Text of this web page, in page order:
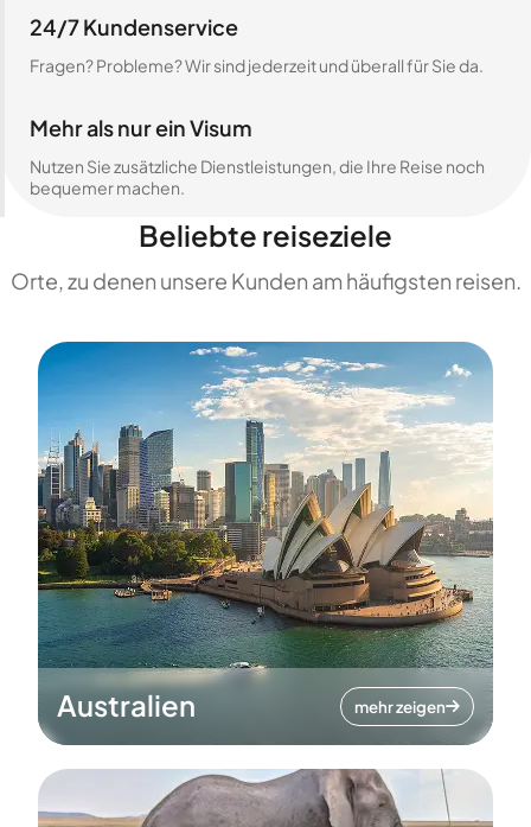
24/7 Kundenservice
Fragen? Probleme? Wir sind jederzeit und überall für Sie da.
Mehr als nur ein Visum
Nutzen Sie zusätzliche Dienstleistungen, die Ihre Reise noch
bequemer machen.
Beliebte reiseziele
Orte, zu denen unsere Kunden am häufigsten reisen.
Australien mehr zeigen